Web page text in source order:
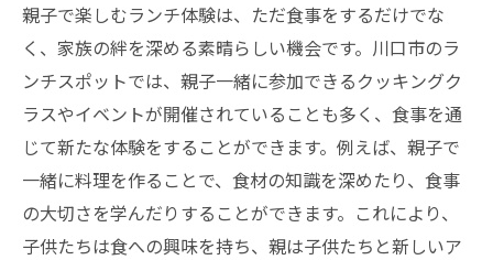
親子で楽しむランチ体験は、ただ食事をするだけでな
く、家族の絆を深める素晴らしい機会です。川口市のラ
ンチスポットでは、親子一緒に参加できるクッキングク
ラスやイベントが開催されていることも多く、食事を通
じて新たな体験をすることができます。例えば、親子で
一緒に料理を作ることで、食材の知識を深めたり、食事
の大切さを学んだりすることができます。これにより、
子供たちは食への興味を持ち、親は子供たちと新しいア